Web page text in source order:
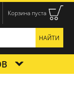
Корзина пуста